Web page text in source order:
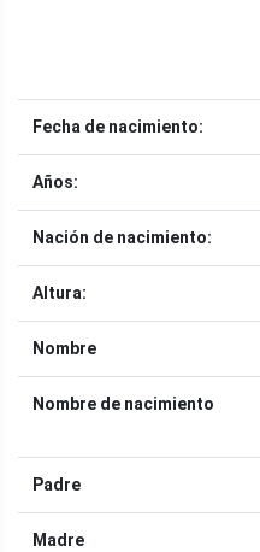
Fecha de nacimiento:
Años:
Nación de nacimiento:
Altura:
Nombre
Nombre de nacimiento
Padre
Madre